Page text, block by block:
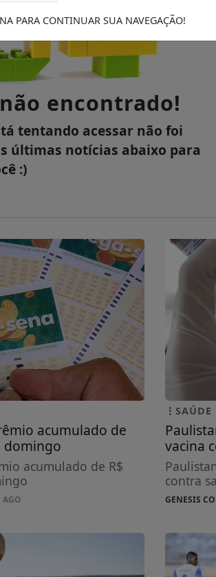
encontrado!
tentando acessar não foi
últimas notícias abaixo para
:)
acumulado de
domingo
acumulado de R$
AGO
SAÚDE
vacina
contra
GENESIS
PARA CONTINUAR SUA NAVEGAÇÃO!